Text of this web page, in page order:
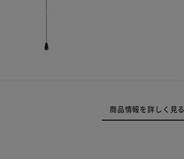
商品情報を詳しく見る